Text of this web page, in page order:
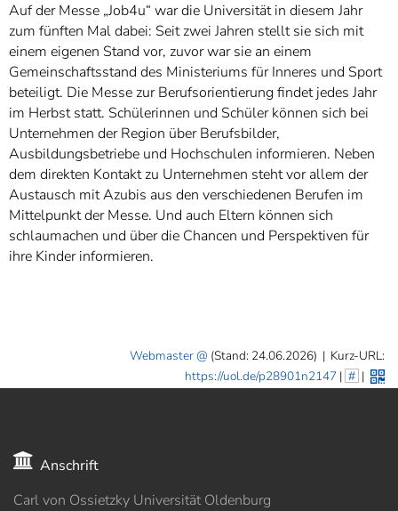
Auf der Messe „Job4u“ war die Universität in diesem Jahr
zum fünften Mal dabei: Seit zwei Jahren stellt sie sich mit
einem eigenen Stand vor, zuvor war sie an einem
Gemeinschaftsstand des Ministeriums für Inneres und Sport
beteiligt. Die Messe zur Berufsorientierung findet jedes Jahr
im Herbst statt. Schülerinnen und Schüler können sich bei
Unternehmen der Region über Berufsbilder,
Ausbildungsbetriebe und Hochschulen informieren. Neben
dem direkten Kontakt zu Unternehmen steht vor allem der
Austausch mit Azubis aus den verschiedenen Berufen im
Mittelpunkt der Messe. Und auch Eltern können sich
schlaumachen und über die Chancen und Perspektiven für
ihre Kinder informieren.
Webmaster (Stand: 24.06.2026) | Kurz-URL:
https://uol.de/p28901n2147 | # |
Anschrift
Carl von Ossietzky Universität Oldenburg